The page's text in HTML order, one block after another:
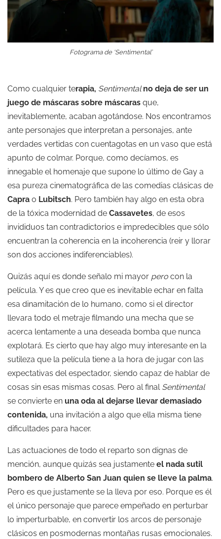
Fotograma de ‘Sentimental’
Como cualquier terapia, Sentimentalno deja de ser un
juego de máscaras sobre máscaras que,
inevitablemente, acaban agotándose. Nos encontramos
ante personajes que interpretan a personajes, ante
verdades vertidas con cuentagotas en un vaso que está
apunto de colmar. Porque, como decíamos, es
innegable el homenaje que supone lo último de Gay a
esa pureza cinematográfica de las comedias clásicas de
Capra o Lubitsch. Pero también hay algo en esta obra
de la tóxica modernidad de Cassavetes, de esos
invididuos tan contradictorios e impredecibles que sólo
encuentran la coherencia en la incoherencia (reir y llorar
son dos acciones indiferenciables).
Quizás aquí es donde señalo mi mayor pero con la
película. Y es que creo que es inevitable echar en falta
esa dinamitación de lo humano, como si el director
llevara todo el metraje filmando una mecha que se
acerca lentamente a una deseada bomba que nunca
explotará. Es cierto que hay algo muy interesante en la
sutileza que la película tiene a la hora de jugar con las
expectativas del espectador, siendo capaz de hablar de
cosas sin esas mismas cosas. Pero al final Sentimental
se convierte en una oda al dejarse llevar demasiado
contenida, una invitación a algo que ella misma tiene
dificultades para hacer.
Las actuaciones de todo el reparto son dignas de
mención, aunque quizás sea justamente el nada sutil
bombero de Alberto San Juan quien se lleve la palma.
Pero es que justamente se la lleva por eso. Porque es él
el único personaje que parece empeñado en perturbar
lo imperturbable, en convertir los arcos de personaje
clásicos en posmodernas montañas rusas emocionales.